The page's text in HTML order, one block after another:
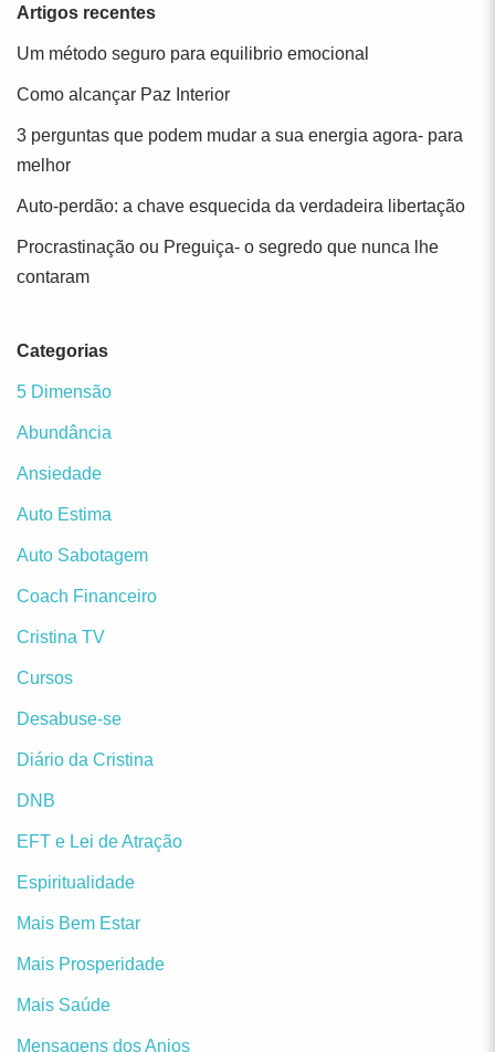
Artigos recentes
Um método seguro para equilibrio emocional
Como alcançar Paz Interior
3 perguntas que podem mudar a sua energia agora- para
melhor
Auto-perdão: a chave esquecida da verdadeira libertação
Procrastinação ou Preguiça- o segredo que nunca lhe
contaram
Categorias
5 Dimensão
Abundância
Ansiedade
Auto Estima
Auto Sabotagem
Coach Financeiro
Cristina TV
Cursos
Desabuse-se
Diário da Cristina
DNB
EFT e Lei de Atração
Espiritualidade
Mais Bem Estar
Mais Prosperidade
Mais Saúde
Mensagens dos Anjos